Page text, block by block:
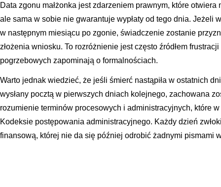
Data zgonu małżonka jest zdarzeniem prawnym, które
ale sama w sobie nie gwarantuje wypłaty od tego dnia. Jeżeli
w następnym miesiącu po zgonie, świadczenie zostanie
złożenia wniosku. To rozróżnienie jest często źródłem
pogrzebowych zapominają o formalnościach.
Warto jednak wiedzieć, że jeśli śmierć nastąpiła w ostatnich
wysłany pocztą w pierwszych dniach kolejnego, zachowana
rozumienie terminów procesowych i administracyjnych, które
Kodeksie postępowania administracyjnego. Każdy dzień
finansową, której nie da się później odrobić żadnymi pismami